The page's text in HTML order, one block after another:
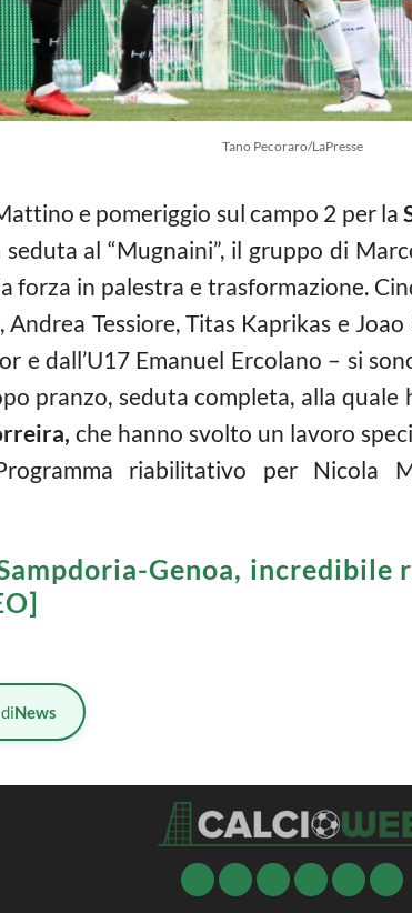
Tano Pecoraro/LaPresse
e pomeriggio sul campo 2 per la
al “Mugnaini”, il gruppo di
forza in palestra e trasformazione.
Andrea Tessiore, Titas Kaprikas e
e dall’U17 Emanuel Ercolano – si
pranzo, seduta completa, alla
che hanno svolto un lavoro
riabilitativo per Nicola
Genoa,
News